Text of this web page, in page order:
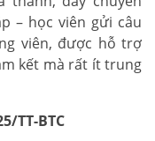
– học viên gửi câu
viên, được hỗ trợ
kết mà rất ít trung
TT-BTC